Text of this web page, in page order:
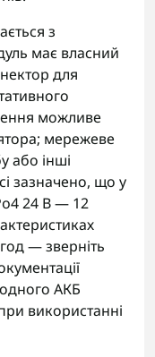
з
має власний
для
можливе
мережеве
або інші
зазначено, що у
24 В — 12
— зверніть
АКБ
використанні